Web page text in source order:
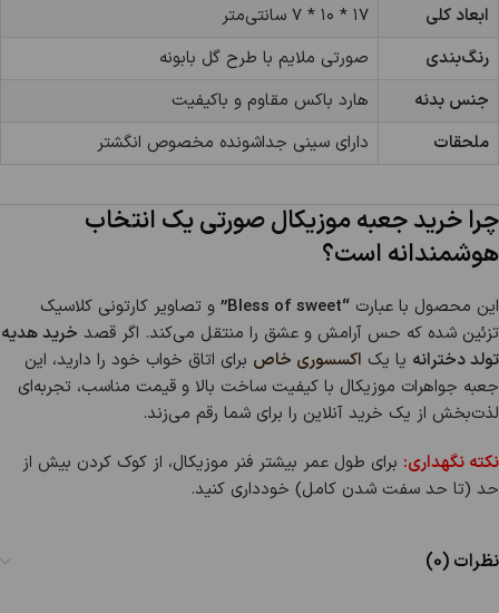
ابعاد کلی
۱۷ * ۱۰ * ۷ سانتی‌متر
رنگ‌بندی
صورتی ملایم با طرح گل بابونه
جنس بدنه
هارد باکس مقاوم و باکیفیت
ملحقات
دارای سینی جداشونده مخصوص انگشتر
چرا خرید جعبه موزیکال صورتی یک انتخاب
هوشمندانه است؟
این محصول با عبارت “Bless of sweet”
و تصاویر کارتونی کلاسیک
تزئین شده که حس آرامش و عشق را منتقل می‌کند. اگر قصد خرید هدیه
تولد دخترانه یا یک اکسسوری خاص برای اتاق خواب خود را دارید، این
جعبه جواهرات موزیکال با کیفیت ساخت بالا و قیمت مناسب، تجربه‌ای
لذت‌بخش از یک خرید آنلاین را برای شما رقم می‌زند.
نکته نگهداری: برای طول عمر بیشتر فنر موزیکال، از کوک کردن بیش از
حد (تا حد سفت شدن کامل) خودداری کنید.
نظرات (0)